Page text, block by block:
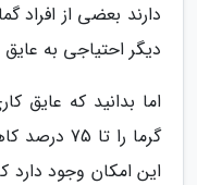
دارند بعضی از افراد
دیگر احتیاجی به عایق
اما بدانید که عایق
گرما را
این امکان وجود دارد